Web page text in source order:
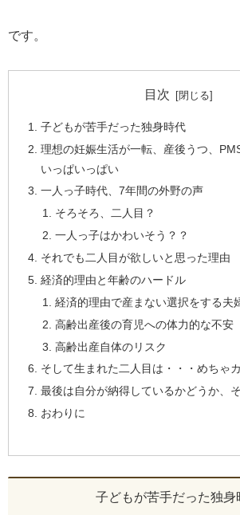
です。
目次
子どもが苦手だった独身時代
理想の妊娠生活が一転、産後うつ、
いっぱいっぱい
一人っ子時代、7年間の外野の声
そろそろ、二人目？
一人っ子はかわいそう？？
それでも二人目が欲しいと思った理由
経済的理由と年齢のハードル
経済的理由で産まない選択をする夫
高齢出産後の育児への体力的な不安
高齢出産自体のリスク
そして生まれた二人目は・・・めちゃ
最後は自分が納得しているかどうか、そ
おわりに
子どもが苦手だった独身